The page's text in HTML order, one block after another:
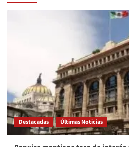
Destacadas Últimas Noticias